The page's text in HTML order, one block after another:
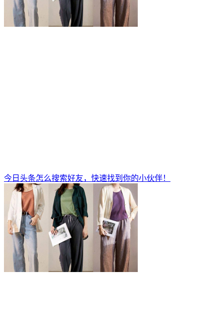
今日头条怎么搜索好友，快速找到你的小伙伴！